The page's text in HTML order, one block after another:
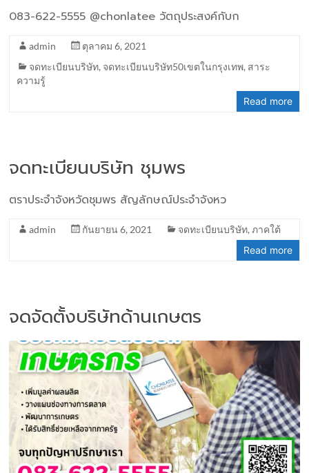
083-622-5555 @chonlatee วัตถุประสงค์กับก
admin
ตุลาคม 6, 2021
จดทะเบียนบริษัท, จดทะเบียนบริษัท50เขตในกรุงเทพ, สาระ
ความรู้
Read more
จดทะเบียนบริษัท ชุมพร
ตราประจำจังหวัดชุมพร สัญลักษณ์ประจำจังหว
admin กันยายน 6, 2021 จดทะเบียนบริษัท,ภาคใต้
Read more
จดจัดตั้งบริษัทด้านเกษตร